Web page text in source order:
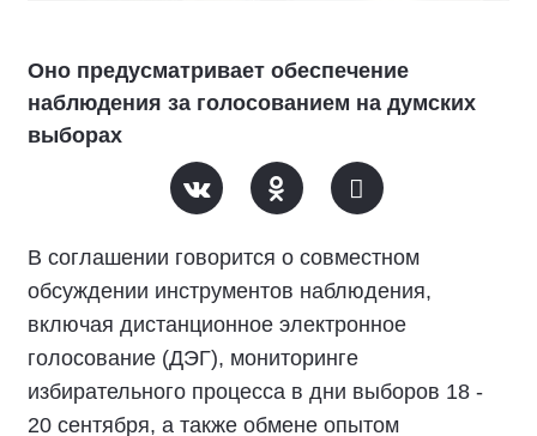
Оно предусматривает обеспечение
наблюдения за голосованием на думских
выборах
В соглашении говорится о совместном
обсуждении инструментов наблюдения,
включая дистанционное электронное
голосование (ДЭГ), мониторинге
избирательного процесса в дни выборов 18 -
20 сентября, а также обмене опытом